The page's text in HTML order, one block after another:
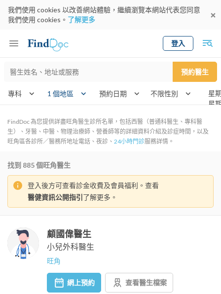
我們使用 cookies 以改善網站體驗，繼續瀏覽本網站代表您同意
我們使用 cookies。 了解更多
登入
Keyword 預約醫生
專科 1 個地區 預約日期
FindDoc 為您提供詳盡旺角醫生診所名單，包括西醫（普通科醫生、專科醫
生）、牙醫、中醫、物理治療師、營養師等的詳細資料介紹及診症時間，以及
旺角區各診所／醫務所地址電話、夜診、 24小時門診服務詳情。
找到 885個旺角醫生
登入後方可查看診金收費及會員福利。查看
醫健資訊公開指引 了解更多。
顧國偉醫生
小兒外科醫生
旺角
網上預約 查看醫生檔案